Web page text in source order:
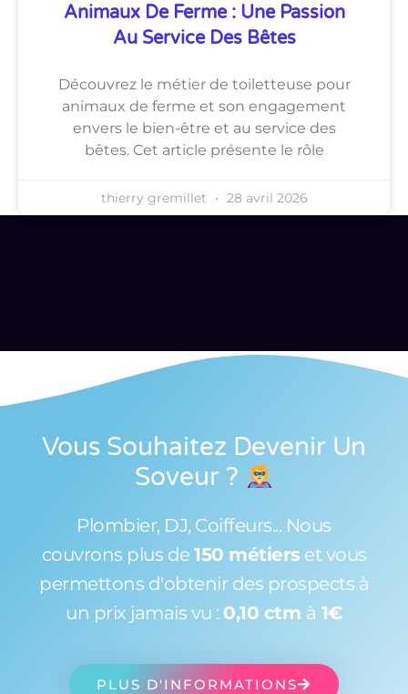
Animaux De Ferme : Une Passion
Au Service Des Bêtes
Découvrez le métier de toiletteuse pour
animaux de ferme et son engagement
envers le bien-être et au service des
bêtes. Cet article présente le rôle
thierry gremillet 28 avril 2026
Vous Souhaitez Devenir Un
Soveur ?
Plombier, DJ, Coiffeurs... Nous
couvrons plus de 150 métiers et vous
permettons d'obtenir des prospects à
un prix jamais vu : 0,10 ctm à 1€
PLUS D'INFORMATIONS